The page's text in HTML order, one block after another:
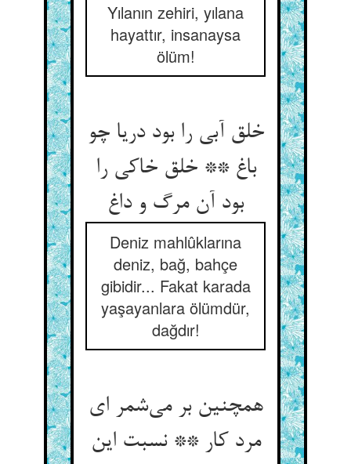
Yılanın zehiri, yılana
hayattır, insanaysa
ölüm!
خلق آبی را بود دریا چو
باغ ** خلق خاکی را
بود آن مرگ و داغ
Deniz mahlûklarına
deniz, bağ, bahçe
gibidir... Fakat karada
yaşayanlara ölümdür,
dağdır!
همچنین بر می‌شمر ای
مرد کار ** نسبت این